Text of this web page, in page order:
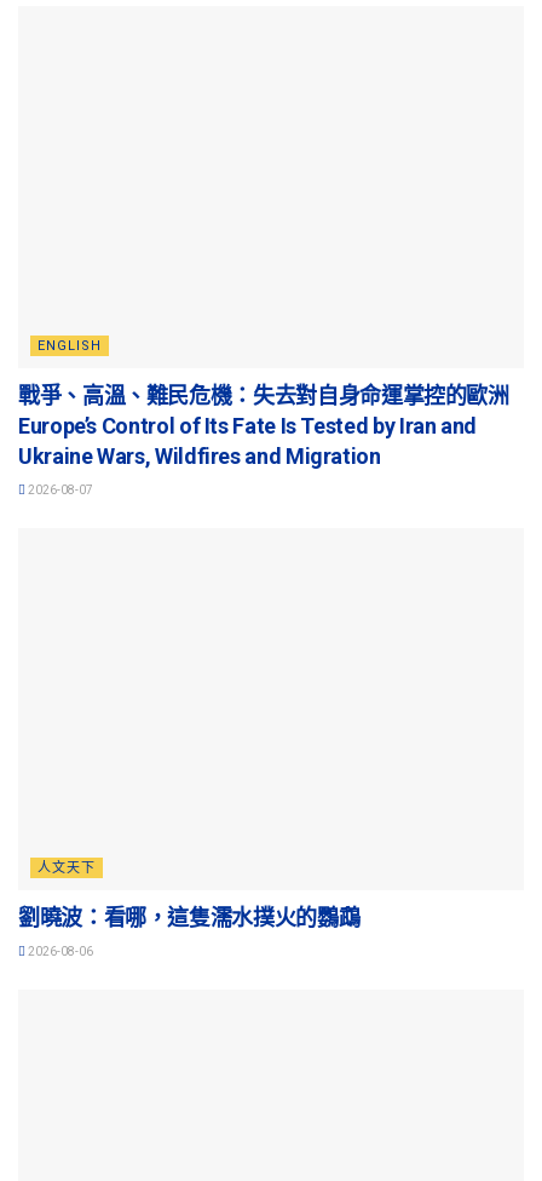
ENGLISH
戰爭、高溫、難民危機：失去對自身命運掌控的歐洲
Europe’s Control of Its Fate Is Tested by Iran and
Ukraine Wars, Wildfires and Migration
2026-08-07
人文天下
劉曉波：看哪，這隻濡水撲火的鸚鵡
2026-08-06